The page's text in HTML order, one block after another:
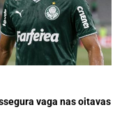
vaga nas oitavas